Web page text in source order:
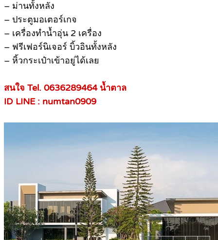
– ม่านทั้งหลัง
– ประตูมอเตอร์เกจ
– เครื่องทำน้ำอุ่น 2 เครื่อง
– ฟรีเฟอร์นิเจอร์ บิ้วอินทั้งหลัง
– หิ้วกระเป๋าเข้าอยู่ได้เลย
สนใจ Tel. 0636289464 น้ำตาล
ID LINE : numtan0909